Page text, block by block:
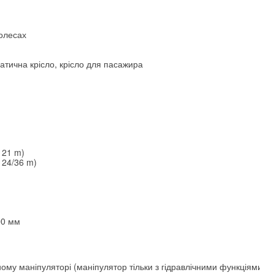
крісло, крісло для пасажира
21 m)
24/36 m)
мм
маніпуляторі (маніпулятор тільки з гідравлічними